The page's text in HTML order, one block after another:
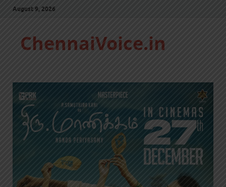
August 9, 2026
ChennaiVoice.in